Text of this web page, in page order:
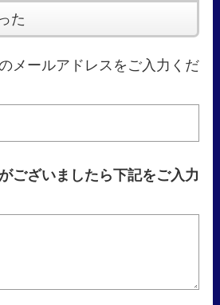
た
メールアドレスをご入力くだ
ございましたら下記をご入力